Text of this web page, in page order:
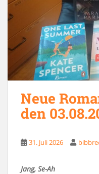
Neue
den
31. Juli 2026
Jang, Se-Ah